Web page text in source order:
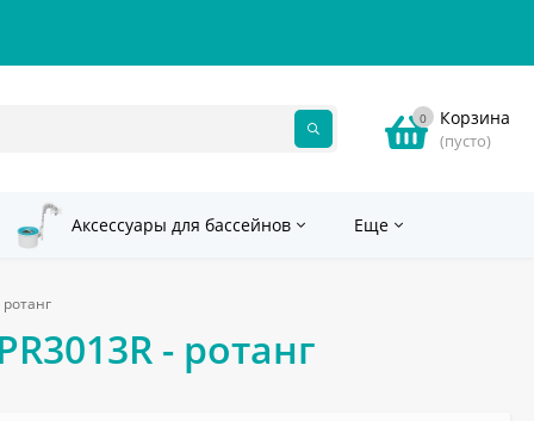
0 Корзина
(пусто)
Аксессуары для бассейнов Еще
- ротанг